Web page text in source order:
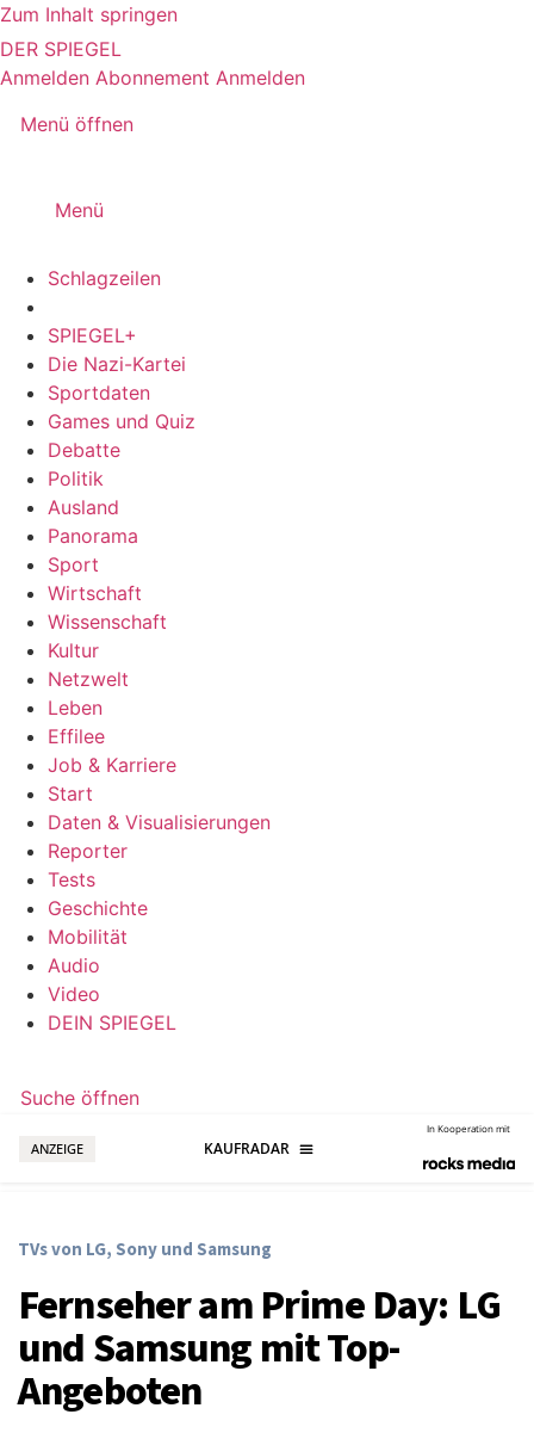
Zum Inhalt springen
DER SPIEGEL
Anmelden Abonnement Anmelden
Menü öffnen
Menü
Schlagzeilen
SPIEGEL+
Die Nazi-Kartei
Sportdaten
Games und Quiz
Debatte
Politik
Ausland
Panorama
Sport
Wirtschaft
Wissenschaft
Kultur
Netzwelt
Leben
Effilee
Job & Karriere
Start
Daten & Visualisierungen
Reporter
Tests
Geschichte
Mobilität
Audio
Video
DEIN SPIEGEL
Suche öffnen
ANZEIGE
In Kooperation mit
TVs von LG, Sony und Samsung
Fernseher am Prime Day: LG
und Samsung mit Top-
Angeboten